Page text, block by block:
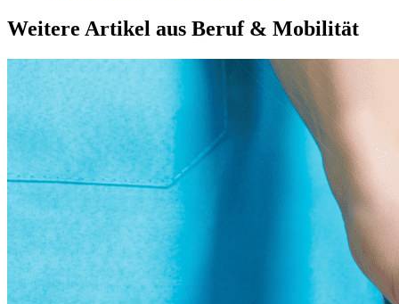
Weitere Artikel aus Beruf & Mobilität